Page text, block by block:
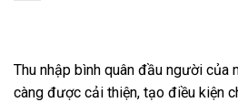
Thu nhập bình quân đầu người của
càng được cải thiện, tạo điều kiện